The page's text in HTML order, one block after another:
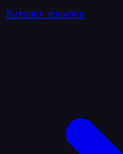
Каталог товаров